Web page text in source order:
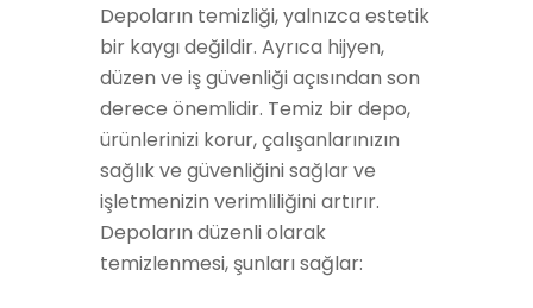
Depoların temizliği, yalnızca estetik
bir kaygı değildir. Ayrıca hijyen,
düzen ve iş güvenliği açısından son
derece önemlidir. Temiz bir depo,
ürünlerinizi korur, çalışanlarınızın
sağlık ve güvenliğini sağlar ve
işletmenizin verimliliğini artırır.
Depoların düzenli olarak
temizlenmesi, şunları sağlar: